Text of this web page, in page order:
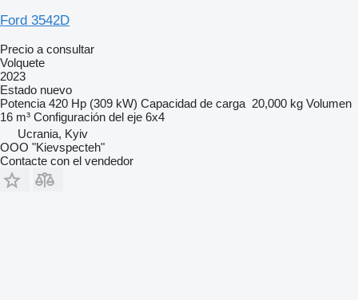
Ford 3542D
Precio a consultar
Volquete
2023
Estado nuevo
Potencia 420 Hp (309 kW) Capacidad de carga 20,000 kg Volumen
16 m³ Configuración del eje 6x4
Ucrania, Kyiv
OOO "Kievspecteh"
Contacte con el vendedor